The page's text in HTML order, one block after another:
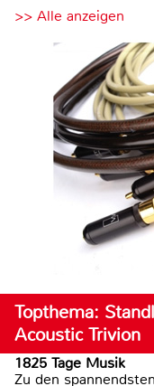
>> Alle anzeigen
Topthema:
Acoustic Trivion
1825 Tage Musik
Zu den